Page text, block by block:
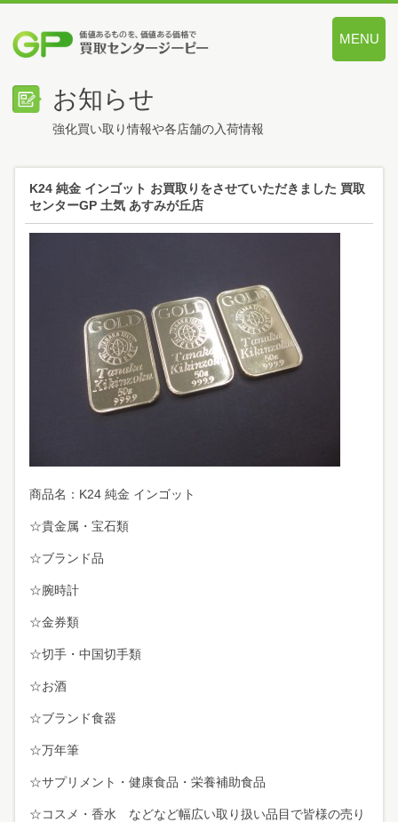
MENU
お知らせ
強化買い取り情報や各店舗の入荷情報
K24 純金 インゴット お買取りをさせていただきました 買取
センターGP 土気 あすみが丘店
商品名：K24 純金 インゴット
☆貴金属・宝石類
☆ブランド品
☆腕時計
☆金券類
☆切手・中国切手類
☆お酒
☆ブランド食器
☆万年筆
☆サプリメント・健康食品・栄養補助食品
☆コスメ・香水 などなど幅広い取り扱い品目で皆様の売り